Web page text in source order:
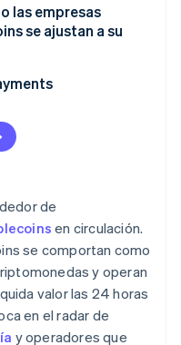
las empresas
se ajustan a su
stablecoins en un
los sistemas
de
en circulación.
se comportan como
y operan
valor las 24 horas
en el radar de
y operadores que